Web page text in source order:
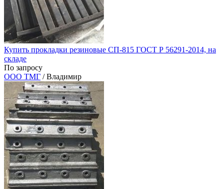
Купить прокладки резиновые СП-815 ГОСТ Р 56291-2014, на
складе
По запросу
ООО ТМГ / Владимир